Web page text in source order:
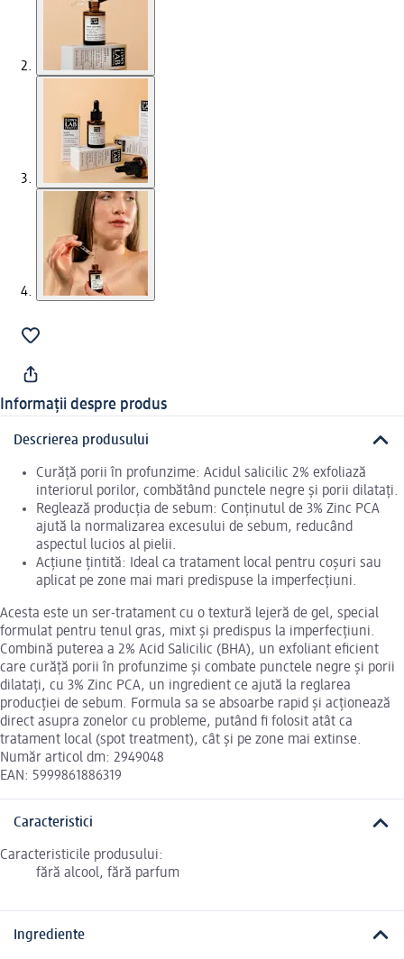
Informații despre produs
Descrierea produsului
Curăță porii în profunzime: Acidul salicilic 2% exfoliază
interiorul porilor, combătând punctele negre și porii dilatați.
Reglează producția de sebum: Conținutul de 3% Zinc PCA
ajută la normalizarea excesului de sebum, reducând
aspectul lucios al pielii.
Acțiune țintită: Ideal ca tratament local pentru coșuri sau
aplicat pe zone mai mari predispuse la imperfecțiuni.
Acesta este un ser-tratament cu o textură lejeră de gel, special
formulat pentru tenul gras, mixt și predispus la imperfecțiuni.
Combină puterea a 2% Acid Salicilic (BHA), un exfoliant eficient
care curăță porii în profunzime și combate punctele negre și porii
dilatați, cu 3% Zinc PCA, un ingredient ce ajută la reglarea
producției de sebum. Formula sa se absoarbe rapid și acționează
direct asupra zonelor cu probleme, putând fi folosit atât ca
tratament local (spot treatment), cât și pe zone mai extinse.
Număr articol dm: 2949048
EAN: 5999861886319
Caracteristici
Caracteristicile produsului:
fără alcool, fără parfum
Ingrediente